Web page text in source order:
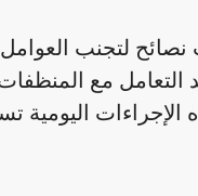
نصائح لتجنب
مع